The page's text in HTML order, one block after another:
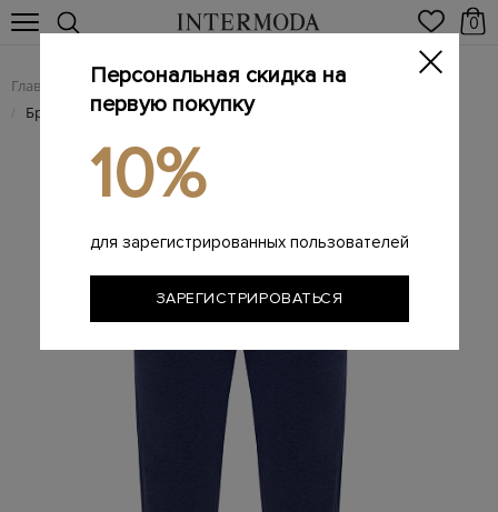
0
Главная Мужчинам / Одежда / Мужские брюки
/ Брендовые мужские брюки
Персональная скидка на
первую покупку
10%
для зарегистрированных пользователей
ЗАРЕГИСТРИРОВАТЬСЯ